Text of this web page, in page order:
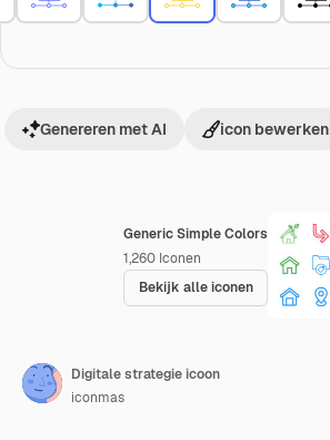
Generic Simple Colors
1,260 Iconen
Bekijk alle iconen
Genereren met AI icon bewerken
Digitale strategie icoon
iconmas